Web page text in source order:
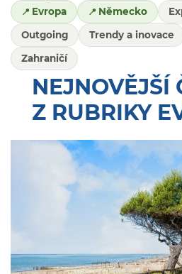
Evropa
Německo
Outgoing Trendy a inovace
Zahraničí
NEJNOVĚJŠÍ
Z RUBRIKY